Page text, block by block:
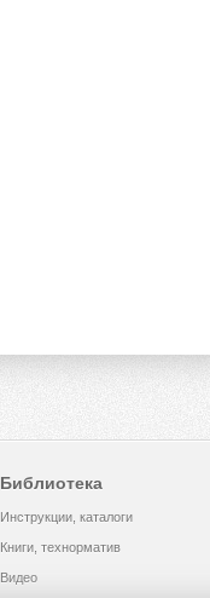
Библиотека
Инструкции, каталоги
Книги, технорматив
Видео